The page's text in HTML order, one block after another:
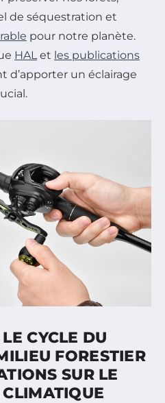
de séquestration et
pour notre planète.
HALet les publications
d’apporter un éclairage
CYCLE DU
FORESTIER
SUR LE